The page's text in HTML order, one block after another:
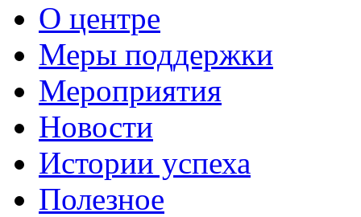
О центре
Меры поддержки
Мероприятия
Новости
Истории успеха
Полезное